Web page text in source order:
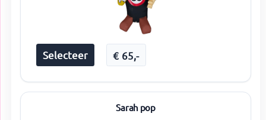
Selecteer € 65,-
Sarah pop